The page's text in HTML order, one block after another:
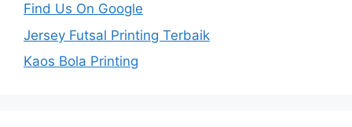
Find Us On Google
Jersey Futsal Printing Terbaik
Kaos Bola Printing